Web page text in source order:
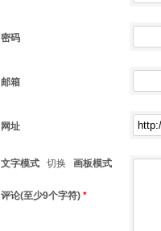
密码
邮箱
网址
文字模式 切换 画板模式
评论(至少9个字符) *